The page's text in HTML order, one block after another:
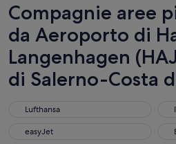
Compagnie aree
da Aeroporto di
Langenhagen
di Salerno-Costa
Lufthansa
Lufthansa
easyJet
easyJet